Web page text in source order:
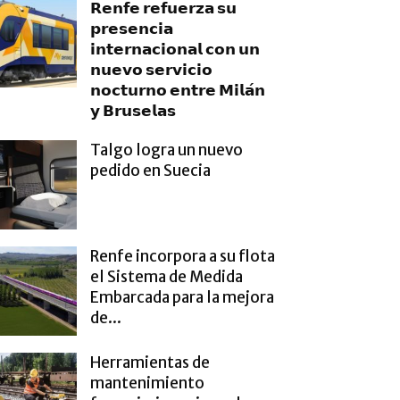
𝗥𝗲𝗻𝗳𝗲 𝗿𝗲𝗳𝘂𝗲𝗿𝘇𝗮 𝘀𝘂
𝗽𝗿𝗲𝘀𝗲𝗻𝗰𝗶𝗮
𝗶𝗻𝘁𝗲𝗿𝗻𝗮𝗰𝗶𝗼𝗻𝗮𝗹 𝗰𝗼𝗻 𝘂𝗻
𝗻𝘂𝗲𝘃𝗼 𝘀𝗲𝗿𝘃𝗶𝗰𝗶𝗼
𝗻𝗼𝗰𝘁𝘂𝗿𝗻𝗼 𝗲𝗻𝘁𝗿𝗲 𝗠𝗶𝗹𝗮́𝗻
𝘆 𝗕𝗿𝘂𝘀𝗲𝗹𝗮𝘀
Talgo logra un nuevo
pedido en Suecia
Renfe incorpora a su flota
el Sistema de Medida
Embarcada para la mejora
de...
Herramientas de
mantenimiento